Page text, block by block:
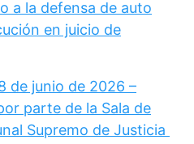
a la defensa de auto
en juicio de
de junio de 2026 –
parte de la Sala de
Supremo de Justicia